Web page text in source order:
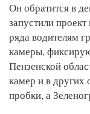
Он обратится в
запустили
ряда водителям
камеры,
Пензенской
камер и в других
пробки, а